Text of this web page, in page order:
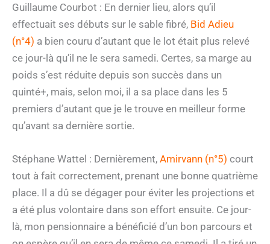
Guillaume Courbot : En dernier lieu, alors qu’il
effectuait ses débuts sur le sable fibré, Bid Adieu
(n°4) a bien couru d’autant que le lot était plus relevé
ce jour-là qu’il ne le sera samedi. Certes, sa marge au
poids s’est réduite depuis son succès dans un
quinté+, mais, selon moi, il a sa place dans les 5
premiers d’autant que je le trouve en meilleur forme
qu’avant sa dernière sortie.
Stéphane Wattel : Dernièrement, Amirvann (n°5) court
tout à fait correctement, prenant une bonne quatrième
place. Il a dû se dégager pour éviter les projections et
a été plus volontaire dans son effort ensuite. Ce jour-
là, mon pensionnaire a bénéficié d’un bon parcours et